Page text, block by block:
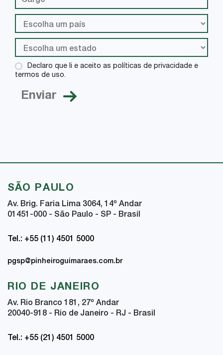
Declaro que li e aceito as políticas de privacidade e
termos de uso.
SÃO PAULO
Av. Brig. Faria Lima 3064, 14º Andar
01451-000 - São Paulo - SP - Brasil
Tel.: +55 (11) 4501 5000
pgsp@pinheiroguimaraes.com.br
RIO DE JANEIRO
Av. Rio Branco 181, 27º Andar
20040-918 - Rio de Janeiro - RJ - Brasil
Tel.: +55 (21) 4501 5000